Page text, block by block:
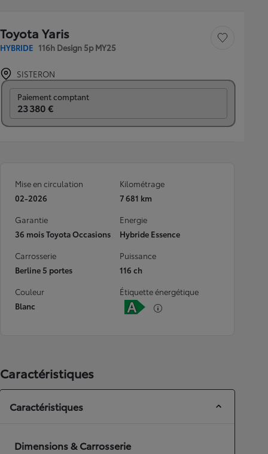
Toyota Yaris
HYBRIDE 116h Design 5p MY25
Sauvegarder le
SISTERON
Paiement comptant
23 380 €
Mise en circulation
02-2026
Kilométrage
7 681 km
Garantie
36 mois Toyota Occasions
Energie
Hybride Essence
Carrosserie
Berline 5 portes
Puissance
116 ch
Couleur
Blanc
Étiquette énergétique
Caractéristiques
Caractéristiques
Dimensions & Carrosserie